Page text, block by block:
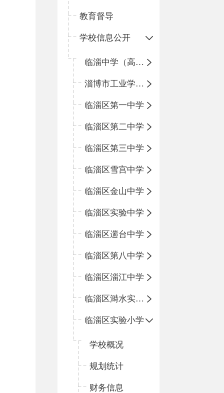
教育督导
学校信息公开
临淄中学（高中）
淄博市工业学校（中职学校）
临淄区第一中学
临淄区第二中学
临淄区第三中学
临淄区雪宫中学
临淄区金山中学
临淄区实验中学
临淄区遄台中学
临淄区第八中学
临淄区淄江中学
临淄区溡水实验学校
临淄区实验小学
学校概况
规划统计
财务信息